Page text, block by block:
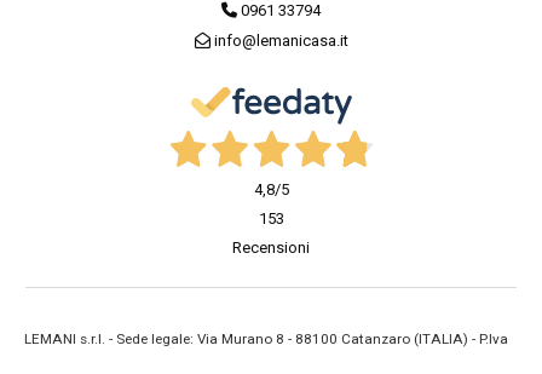
0961 33794
info@lemanicasa.it
4,8/5
153
Recensioni
LEMANI s.r.l. - Sede legale: Via Murano 8 - 88100 Catanzaro (ITALIA) - P.Iva